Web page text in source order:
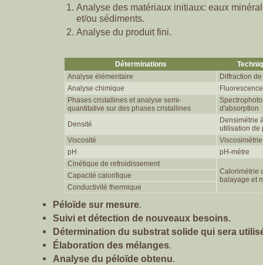
Analyse des matériaux initiaux: eaux
et/ou sédiments.
Analyse du produit fini.
Déterminations
Analyse élémentaire
Diffraction
Analyse chimique
Phases cristallines et analyse semi-
quantitative sur des phases cristallines
Densité
Densimétrie
utilisation de
Viscosité
Viscosimétrie
pH
pH-mètre
Cinétique de refroidissement
Calorimétrie
balayage et
Capacité calorifique
Conductivité thermique
Péloïde sur mesure.
Suivi et détection de nouveaux besoins.
Détermination du substrat solide qui sera
Élaboration des mélanges.
Analyse du péloïde obtenu.